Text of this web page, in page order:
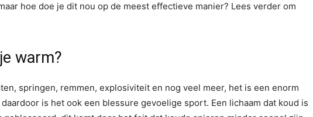
hoe doe je dit nou op de meest effectieve manier? Lees verder om
warm?
springen, remmen, explosiviteit en nog veel meer, het is een enorm
is het ook een blessure gevoelige sport. Een lichaam dat koud is